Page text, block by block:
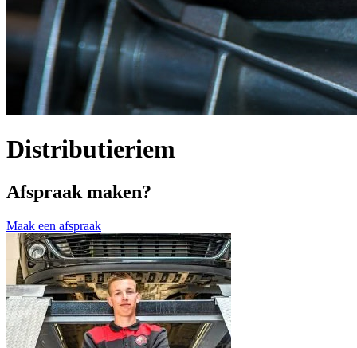
Distributieriem
Afspraak maken?
Maak een afspraak